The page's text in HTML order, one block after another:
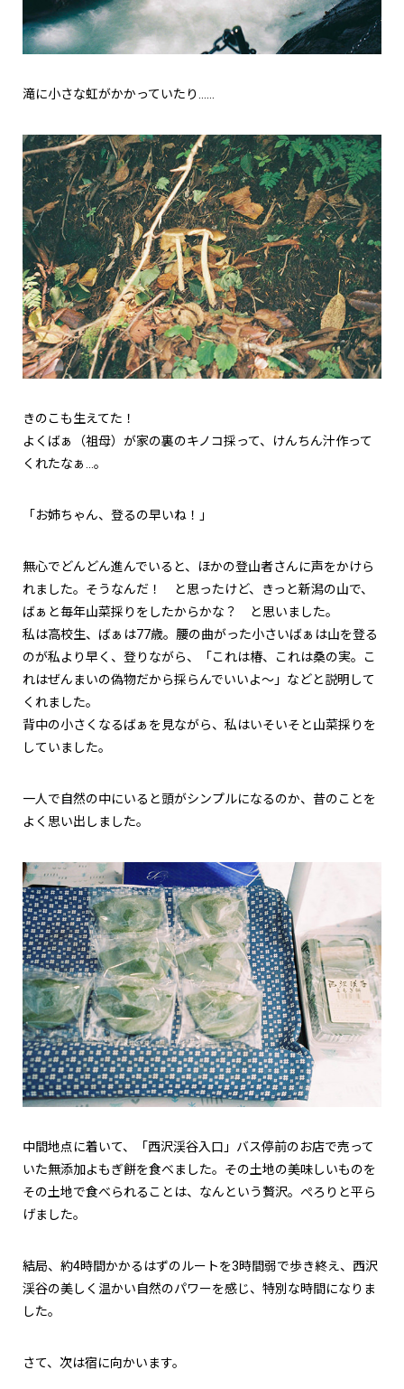
滝に小さな虹がかかっていたり……
きのこも生えてた！
よくばぁ（祖母）が家の裏のキノコ採って、けんちん汁作って
くれたなぁ…。
「お姉ちゃん、登るの早いね！」
無心でどんどん進んでいると、ほかの登山者さんに声をかけら
れました。そうなんだ！ と思ったけど、きっと新潟の山で、
ばぁと毎年山菜採りをしたからかな？ と思いました。
私は高校生、ばぁは77歳。腰の曲がった小さいばぁは山を登る
のが私より早く、登りながら、「これは椿、これは桑の実。こ
れはぜんまいの偽物だから採らんでいいよ～」などと説明して
くれました。
背中の小さくなるばぁを見ながら、私はいそいそと山菜採りを
していました。
一人で自然の中にいると頭がシンプルになるのか、昔のことを
よく思い出しました。
中間地点に着いて、「西沢渓谷入口」バス停前のお店で売って
いた無添加よもぎ餅を食べました。その土地の美味しいものを
その土地で食べられることは、なんという贅沢。ぺろりと平ら
げました。
結局、約4時間かかるはずのルートを3時間弱で歩き終え、西沢
渓谷の美しく温かい自然のパワーを感じ、特別な時間になりま
した。
さて、次は宿に向かいます。